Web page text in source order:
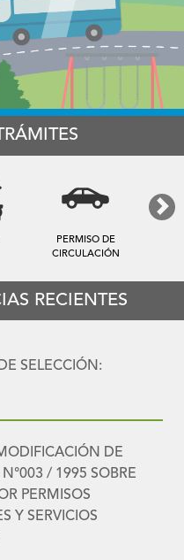
PERMISO DE
CIRCULACIÓN
Next
RECIENTES
SELECCIÓN:
DE
/ 1995 SOBRE
PERMISOS
Y SERVICIOS